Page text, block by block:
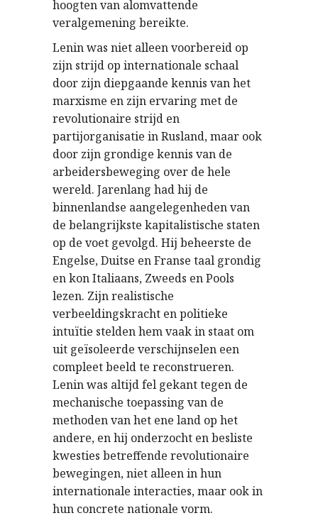
hoogten van alomvattende
veralgemening bereikte.
Lenin was niet alleen voorbereid op
zijn strijd op internationale schaal
door zijn diepgaande kennis van het
marxisme en zijn ervaring met de
revolutionaire strijd en
partijorganisatie in Rusland, maar ook
door zijn grondige kennis van de
arbeidersbeweging over de hele
wereld. Jarenlang had hij de
binnenlandse aangelegenheden van
de belangrijkste kapitalistische staten
op de voet gevolgd. Hij beheerste de
Engelse, Duitse en Franse taal grondig
en kon Italiaans, Zweeds en Pools
lezen. Zijn realistische
verbeeldingskracht en politieke
intuïtie stelden hem vaak in staat om
uit geïsoleerde verschijnselen een
compleet beeld te reconstrueren.
Lenin was altijd fel gekant tegen de
mechanische toepassing van de
methoden van het ene land op het
andere, en hij onderzocht en besliste
kwesties betreffende revolutionaire
bewegingen, niet alleen in hun
internationale interacties, maar ook in
hun concrete nationale vorm.